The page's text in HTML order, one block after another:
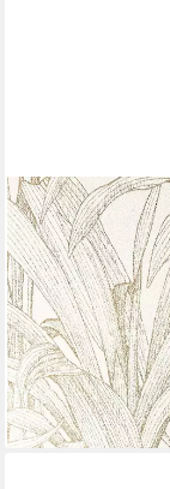
NEWROOM
Vliestapete Trissa
Mustertapete
für Wohnzimmer
25,99 €
(4,88 €/ 1 qm)
lieferbar - in 3-4